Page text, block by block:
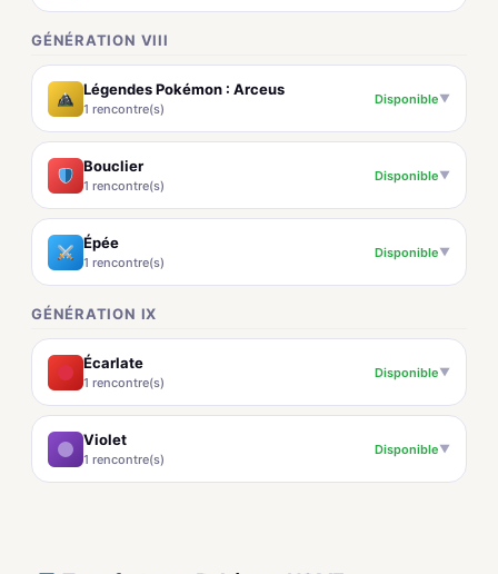
GÉNÉRATION VIII
Légendes Pokémon : Arceus
1 rencontre(s)
Disponible▼
Bouclier
1 rencontre(s)
Disponible▼
Épée
1 rencontre(s)
Disponible▼
GÉNÉRATION IX
Écarlate
1 rencontre(s)
Disponible▼
Violet
1 rencontre(s)
Disponible▼